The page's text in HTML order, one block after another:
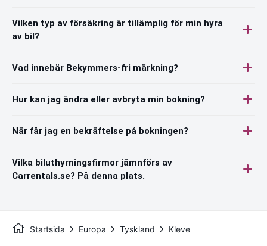
Vilken typ av försäkring är tillämplig för min hyra
av bil?
Vad innebär Bekymmers-fri märkning?
Hur kan jag ändra eller avbryta min bokning?
När får jag en bekräftelse på bokningen?
Vilka biluthyrningsfirmor jämnförs av
Carrentals.se? På denna plats.
Startsida Europa Tyskland Kleve